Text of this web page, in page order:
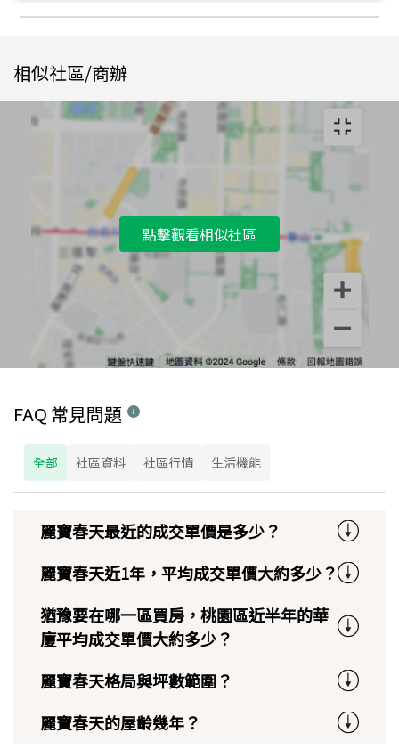
相似社區/商辦
點擊觀看相似社區
FAQ 常見問題
全部 社區資料 社區行情 生活機能
麗寶春天最近的成交單價是多少？
麗寶春天近1年，平均成交單價大約多少？
猶豫要在哪一區買房，桃園區近半年的華
廈平均成交單價大約多少？
麗寶春天格局與坪數範圍？
麗寶春天的屋齡幾年？